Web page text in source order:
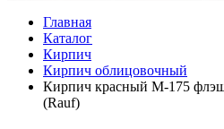
Главная
Каталог
Кирпич
Кирпич облицовочный
Кирпич красный М-175
(Rauf)